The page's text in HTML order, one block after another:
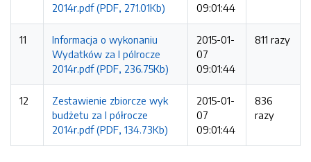
2014r.pdf (PDF, 271.01Kb)
09:01:44
11
Informacja o wykonaniu
Wydatków za I pólrocze
2014r.pdf (PDF, 236.75Kb)
2015-01-
07
09:01:44
811 razy
12
Zestawienie zbiorcze wyk
budżetu za I półrocze
2014r.pdf (PDF, 134.73Kb)
2015-01-
07
09:01:44
836
razy